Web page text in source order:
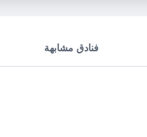
فنادق مشابهة